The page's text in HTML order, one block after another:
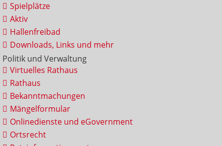
Spielplätze
Aktiv
Hallenfreibad
Downloads, Links und mehr
Politik und Verwaltung
Virtuelles Rathaus
Rathaus
Bekanntmachungen
Mängelformular
Onlinedienste und eGovernment
Ortsrecht